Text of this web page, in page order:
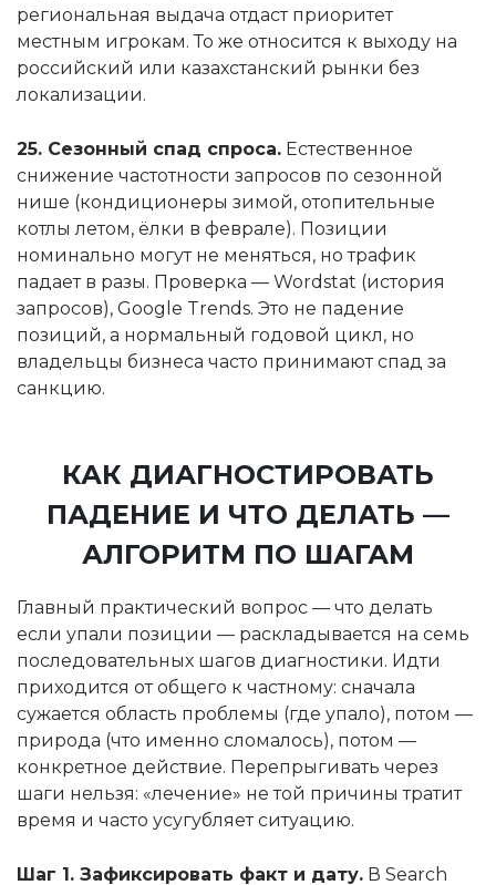
региональная выдача отдаст приоритет
местным игрокам. То же относится к выходу на
российский или казахстанский рынки без
локализации.
25. Сезонный спад спроса. Естественное
снижение частотности запросов по сезонной
нише (кондиционеры зимой, отопительные
котлы летом, ёлки в феврале). Позиции
номинально могут не меняться, но трафик
падает в разы. Проверка — Wordstat (история
запросов), Google Trends. Это не падение
позиций, а нормальный годовой цикл, но
владельцы бизнеса часто принимают спад за
санкцию.
КАК ДИАГНОСТИРОВАТЬ
ПАДЕНИЕ И ЧТО ДЕЛАТЬ —
АЛГОРИТМ ПО ШАГАМ
Главный практический вопрос — что делать
если упали позиции — раскладывается на семь
последовательных шагов диагностики. Идти
приходится от общего к частному: сначала
сужается область проблемы (где упало), потом —
природа (что именно сломалось), потом —
конкретное действие. Перепрыгивать через
шаги нельзя: «лечение» не той причины тратит
время и часто усугубляет ситуацию.
Шаг 1. Зафиксировать факт и дату. В Search